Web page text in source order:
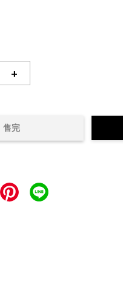
+
售完